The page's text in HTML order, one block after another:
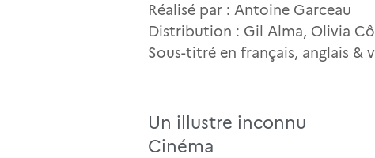
Réalisé par : Antoine Garceau
Distribution : Gil Alma, Olivia
Sous-titré en français, anglais &
Un illustre inconnu
Cinéma